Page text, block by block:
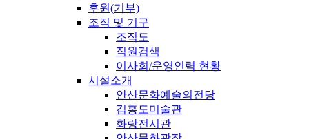
후원(기부)
조직 및 기구
조직도
직원검색
이사회/운영인력 현황
시설소개
안산문화예술의전당
김홍도미술관
화랑전시관